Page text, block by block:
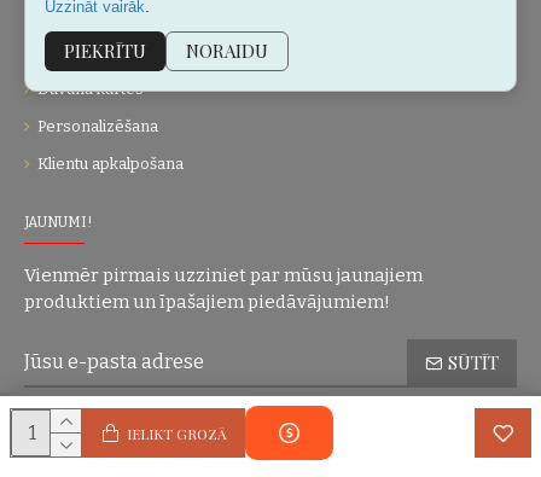
IELIKT GROZĀ
Kontakti
Vietnes karte
Dāvanu kartes
Personalizēšana
Klientu apkalpošana
JAUNUMI!
Vienmēr pirmais uzziniet par mūsu jaunajiem
produktiem un īpašajiem piedāvājumiem!
SŪTĪT
Esmu iepazinies(-usies) ar sadaļu Konfidencialitātes politika
piekrītu visiem minētajiem noteikumiem
Uzzināt vairāk
PIEKRĪTU NORAIDU